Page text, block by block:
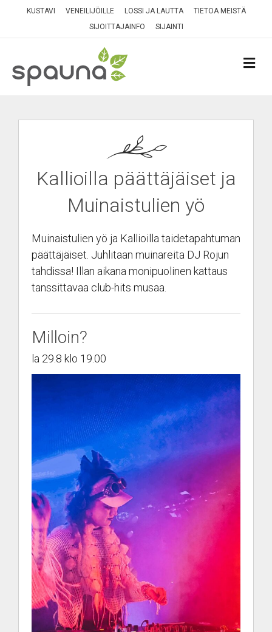
KUSTAVI VENEILIJÖILLE LOSSI JA LAUTTA
TIETOA MEISTÄ
SIJOITTAJAINFO
SIJAINTI
Kallioilla päättäjäiset ja
Muinaistulien yö
Muinaistulien yö ja Kallioilla taidetapahtuman
päättäjäiset. Juhlitaan muinareita DJ Rojun
tahdissa! Illan aikana monipuolinen kattaus
tanssittavaa club-hits musaa.
Milloin?
la 29.8 klo 19.00